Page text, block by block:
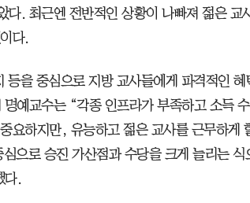
다. 최근엔 전반적인 상황이 나빠져 젊은 교
다.
등을 중심으로 지방 교사들에게 파격적인 혜
예교수는 “각종 인프라가 부족하고 소득
요하지만, 유능하고 젊은 교사를 근무하게
으로 승진 가산점과 수당을 크게 늘리는 식
다.